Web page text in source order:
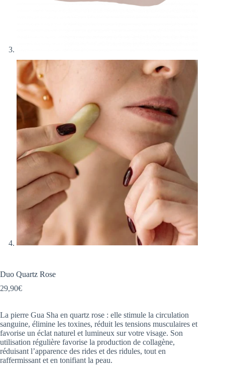
Duo Quartz Rose
29,90€
La pierre Gua Sha en quartz rose : elle stimule la circulation
sanguine, élimine les toxines, réduit les tensions musculaires et
favorise un éclat naturel et lumineux sur votre visage. Son
utilisation régulière favorise la production de collagène,
réduisant l’apparence des rides et des ridules, tout en
raffermissant et en tonifiant la peau.